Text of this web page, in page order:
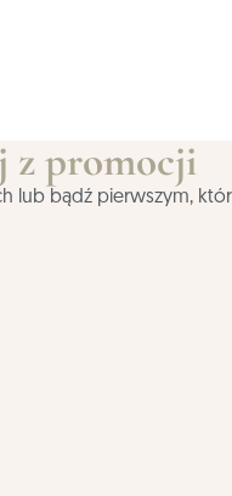
z promocji
lub bądź pierwszym,